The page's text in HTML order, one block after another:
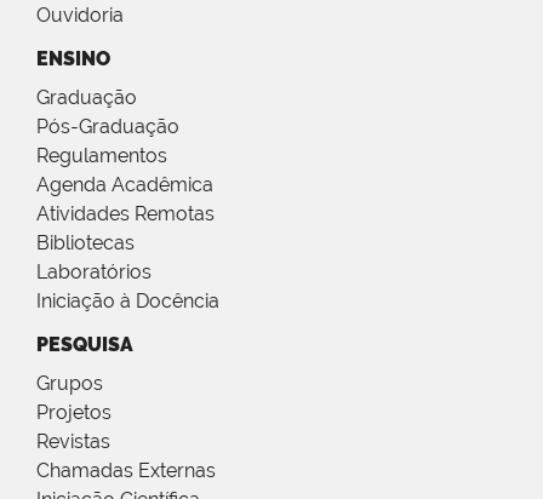
Ouvidoria
ENSINO
Graduação
Pós-Graduação
Regulamentos
Agenda Acadêmica
Atividades Remotas
Bibliotecas
Laboratórios
Iniciação à Docência
PESQUISA
Grupos
Projetos
Revistas
Chamadas Externas